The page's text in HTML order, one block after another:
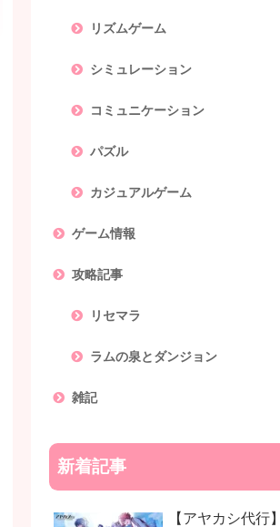
リズムゲーム
シミュレーション
コミュニケーション
パズル
カジュアルゲーム
ゲーム情報
攻略記事
リセマラ
ラムの泉とダンジョン
雑記
新着記事
【アヤカシ代行